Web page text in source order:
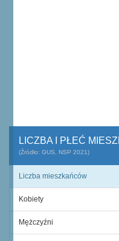
LICZBA I PŁEĆ
(Źródło: GUS, NSP 2021)
Liczba mieszkańców
Kobiety
Mężczyźni